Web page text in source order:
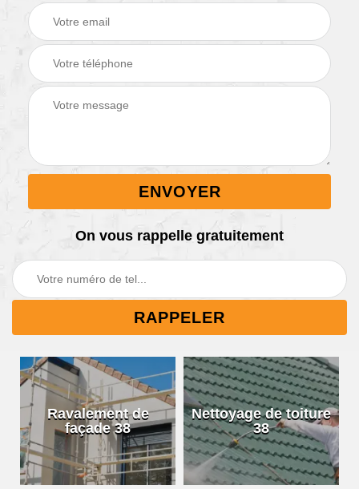
On vous rappelle gratuitement
Ravalement de
façade 38
Nettoyage de toiture
38